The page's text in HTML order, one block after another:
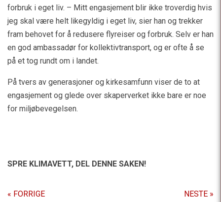
forbruk i eget liv. – Mitt engasjement blir ikke troverdig hvis
jeg skal være helt likegyldig i eget liv, sier han og trekker
fram behovet for å redusere flyreiser og forbruk. Selv er han
en god ambassadør for kollektivtransport, og er ofte å se
på et tog rundt om i landet.
På tvers av generasjoner og kirkesamfunn viser de to at
engasjement og glede over skaperverket ikke bare er noe
for miljøbevegelsen.
SPRE KLIMAVETT, DEL DENNE SAKEN!
« FORRIGE NESTE »